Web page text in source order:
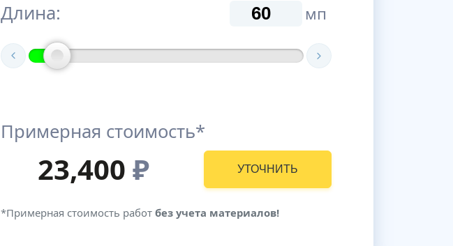
Длина: мп
Примерная стоимость*
23,400 ₽ УТОЧНИТЬ
*Примерная стоимость работ без учета материалов!